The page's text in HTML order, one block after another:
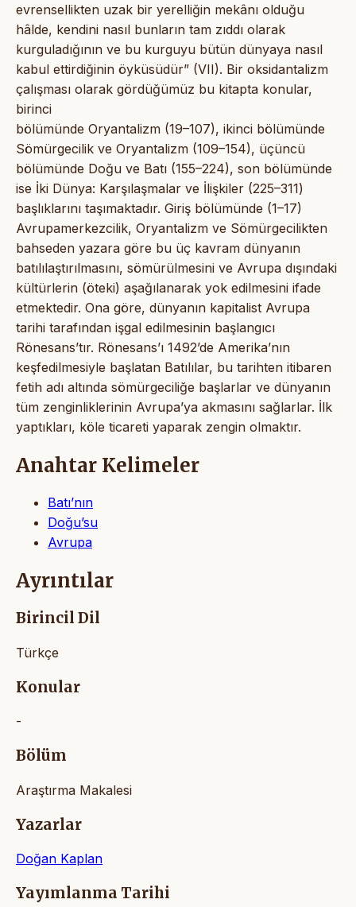
evrensellikten uzak bir yerelliğin mekânı olduğu
hâlde, kendini nasıl bunların tam zıddı olarak
kurguladığının ve bu kurguyu bütün dünyaya nasıl
kabul ettirdiğinin öyküsüdür” (VII). Bir oksidantalizm
çalışması olarak gördüğümüz bu kitapta konular,
birinci
bölümünde Oryantalizm (19–107), ikinci bölümünde
Sömürgecilik ve Oryantalizm (109–154), üçüncü
bölümünde Doğu ve Batı (155–224), son bölümünde
ise İki Dünya: Karşılaşmalar ve İlişkiler (225–311)
başlıklarını taşımaktadır. Giriş bölümünde (1–17)
Avrupamerkezcilik, Oryantalizm ve Sömürgecilikten
bahseden yazara göre bu üç kavram dünyanın
batılılaştırılmasını, sömürülmesini ve Avrupa dışındaki
kültürlerin (öteki) aşağılanarak yok edilmesini ifade
etmektedir. Ona göre, dünyanın kapitalist Avrupa
tarihi tarafından işgal edilmesinin başlangıcı
Rönesans’tır. Rönesans’ı 1492’de Amerika’nın
keşfedilmesiyle başlatan Batılılar, bu tarihten itibaren
fetih adı altında sömürgeciliğe başlarlar ve dünyanın
tüm zenginliklerinin Avrupa’ya akmasını sağlarlar. İlk
yaptıkları, köle ticareti yaparak zengin olmaktır.
Anahtar Kelimeler
Batı’nın
Doğu’su
Avrupa
Ayrıntılar
Birincil Dil
Türkçe
Konular
-
Bölüm
Araştırma Makalesi
Yazarlar
Doğan Kaplan
Yayımlanma Tarihi